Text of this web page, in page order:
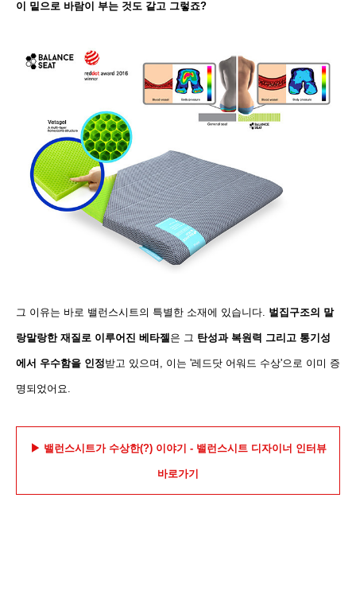
이 밑으로 바람이 부는 것도 같고 그렇죠?
그 이유는 바로 밸런스시트의 특별한 소재에 있습니다. 벌집구조의 말
랑말랑한 재질로 이루어진 베타젤 은 그 탄성과 복원력 그리고 통기성
에서 우수함을 인정받고 있으며, 이는 '레드닷 어워드 수상'으로 이미 증
명되었어요.
▶ 밸런스시트가 수상한(?) 이야기 - 밸런스시트 디자이너 인터뷰
바로가기